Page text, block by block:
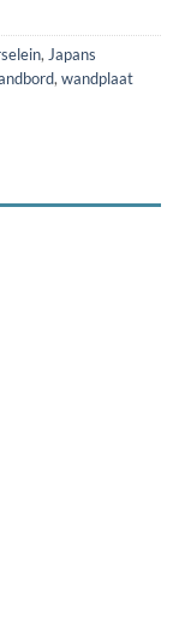
, Japans
, wandplaat